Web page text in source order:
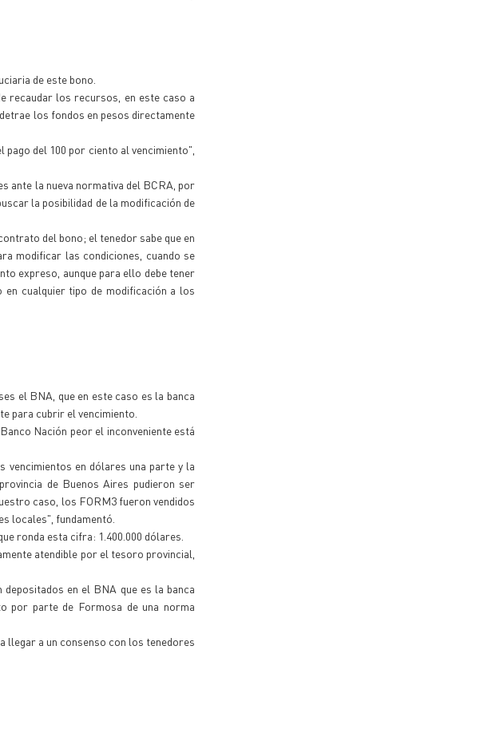
de este bono.
recaudar los recursos, en este caso a
los fondos en pesos directamente
del 100 por ciento al vencimiento",
ante la nueva normativa del BCRA, por
la posibilidad de la modificación de
del bono; el tenedor sabe que en
modificar las condiciones, cuando se
expreso, aunque para ello debe tener
en cualquier tipo de modificación a los
el BNA, que en este caso es la banca
para cubrir el vencimiento.
Nación peor el inconveniente está
vencimientos en dólares una parte y la
de Buenos Aires pudieron ser
caso, los FORM3 fueron vendidos
locales", fundamentó.
ronda esta cifra: 1.400.000 dólares.
atendible por el tesoro provincial,
en el BNA que es la banca
por parte de Formosa de una norma
llegar a un consenso con los tenedores